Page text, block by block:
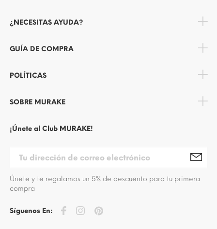
¿NECESITAS AYUDA?
GUÍA DE COMPRA
POLÍTICAS
SOBRE MURAKE
¡Únete al Club MURAKE!
Únete y te regalamos un 5% de descuento para tu primera
compra
Síguenos En: